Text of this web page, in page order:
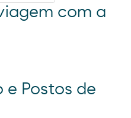
com a
e Postos de